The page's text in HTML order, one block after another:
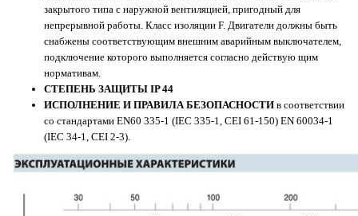
закрытого типа с наружной вентиляцией, пригодный для
непрерывной работы. Класс изоляции F. Двигатели должны быть
снабжены соответствующим внешним аварийным выключателем,
подключение которого выполняется согласно действую щим
нормативам.
СТЕПЕНЬ ЗАЩИТЫ IP 44
ИСПОЛНЕНИЕ И ПРАВИЛА БЕЗОПАСНОСТИ в соответствии
со стандартами EN60 335-1 (IEC 335-1, CEI 61-150) EN 60034-1
(IEC 34-1, CEI 2-3).